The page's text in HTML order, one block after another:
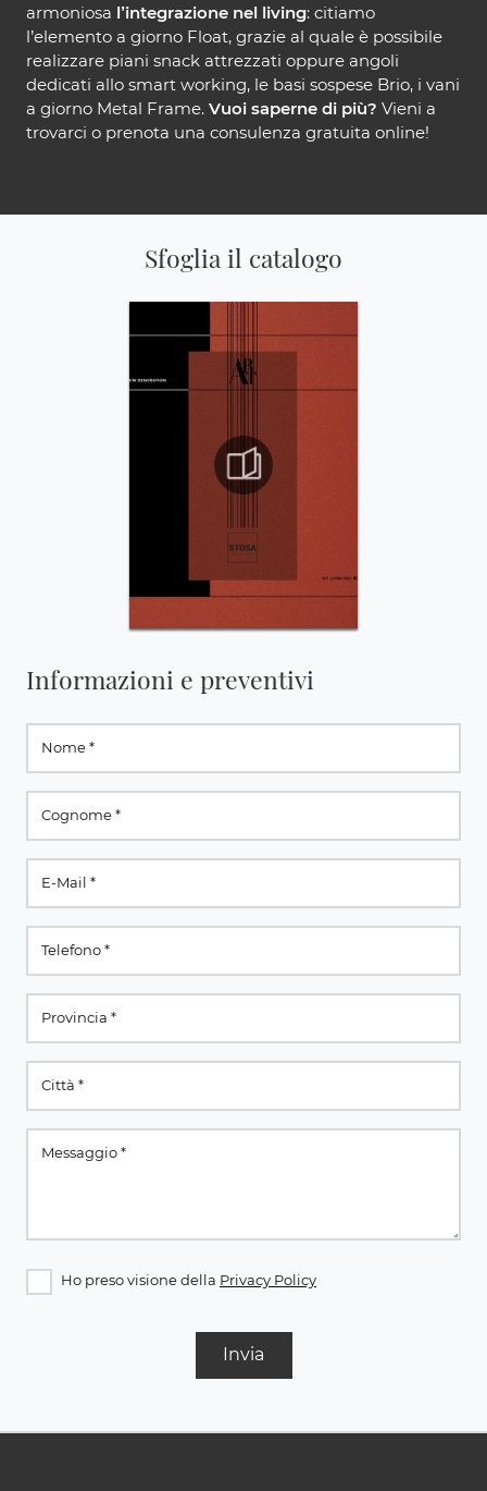
armoniosa l’integrazione nel living: citiamo
l’elemento a giorno Float, grazie al quale è possibile
realizzare piani snack attrezzati oppure angoli
dedicati allo smart working, le basi sospese Brio, i vani
a giorno Metal Frame. Vuoi saperne di più? Vieni a
trovarci o prenota una consulenza gratuita online!
Sfoglia il catalogo
Informazioni e preventivi
Ho preso visione della Privacy Policy
Invia